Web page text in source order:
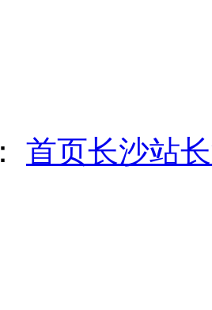
首页长沙站